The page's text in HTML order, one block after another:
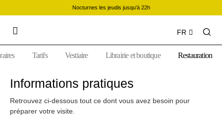
Nocturnes les jeudis jusqu'à 22h
FR
Tarifs Vestiaire Librairie et boutique Restauration
Informations pratiques
Retrouvez ci-dessous tout ce dont vous avez besoin pour
préparer votre visite.